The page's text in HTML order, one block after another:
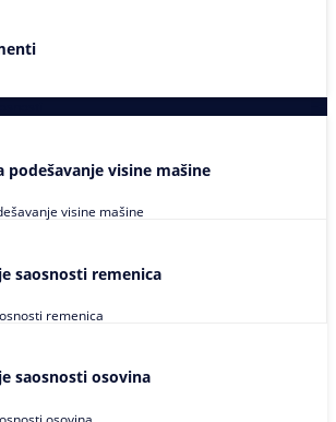
podešavanje visine mašine
visine mašine
saosnosti remenica
remenica
saosnosti osovina